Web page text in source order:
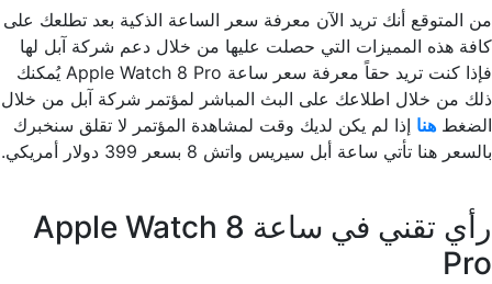
من المتوقع أنك تريد الآن معرفة سعر الساعة الذكية بعد تطلعك على
كافة هذه المميزات التي حصلت عليها من خلال دعم شركة آبل لها
فإذا كنت تريد حقاً معرفة سعر ساعة Apple Watch 8 Pro يُمكنك
ذلك من خلال اطلاعك على البث المباشر لمؤتمر شركة آبل من خلال
الضغط هنا إذا لم يكن لديك وقت لمشاهدة المؤتمر لا تقلق سنخبرك
بالسعر هنا تأتي ساعة أبل سيريس واتش 8 بسعر 399 دولار أمريكي.
رأي تقني في ساعة Apple Watch 8
Pro